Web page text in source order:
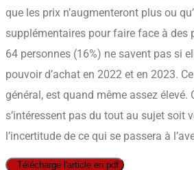
que les prix n’augmenteront plus ou
supplémentaires pour faire face à des
64 personnes (16%) ne savent pas si
pouvoir d’achat en 2022 et en 2023.
général, est quand même assez élevé.
s’intéressent pas du tout au sujet soit
l’incertitude de ce qui se passera à
Télécharge l'article en pdf